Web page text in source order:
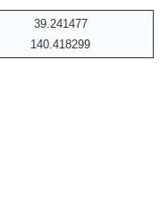
39.241477
140.418299